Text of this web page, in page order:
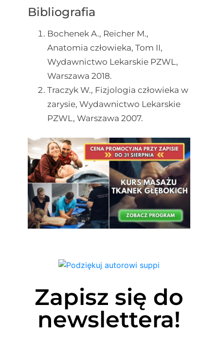
Bibliografia
Bochenek A., Reicher M.,
Anatomia człowieka, Tom II,
Wydawnictwo Lekarskie PZWL,
Warszawa 2018.
Traczyk W., Fizjologia człowieka w
zarysie, Wydawnictwo Lekarskie
PZWL, Warszawa 2007.
Zapisz się do
newslettera!